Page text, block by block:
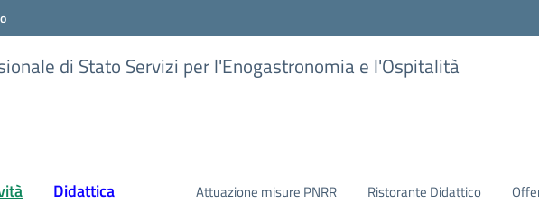
di Stato Servizi per l'Enogastronomia e l'Ospitalità
Didattica Attuazione misure PNRR Ristorante Didattico